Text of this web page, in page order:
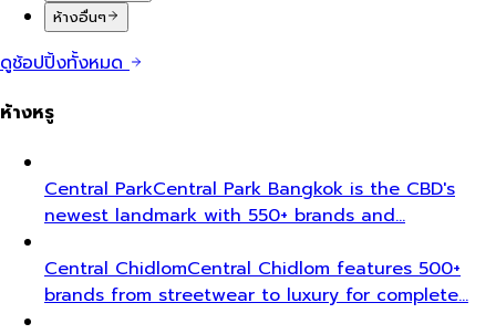
ห้างอื่นๆ
ดูช้อปปิ้งทั้งหมด
ห้างหรู
Central ParkCentral Park Bangkok is the CBD's
newest landmark with 550+ brands and…
Central ChidlomCentral Chidlom features 500+
brands from streetwear to luxury for complete…